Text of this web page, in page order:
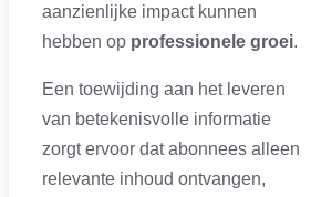
aanzienlijke impact kunnen
hebben op professionele groei.
Een toewijding aan het leveren
van betekenisvolle informatie
zorgt ervoor dat abonnees alleen
relevante inhoud ontvangen,